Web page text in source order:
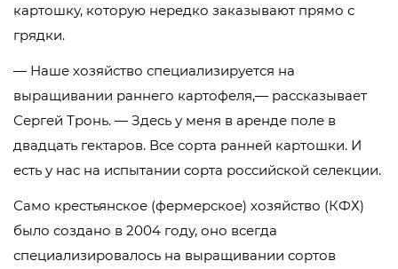
картошку, которую нередко заказывают прямо с
грядки.
— Наше хозяйство специализируется на
выращивании раннего картофеля,— рассказывает
Сергей Тронь. — Здесь у меня в аренде поле в
двадцать гектаров. Все сорта ранней картошки. И
есть у нас на испытании сорта российской селекции.
Само крестьянское (фермерское) хозяйство (КФХ)
было создано в 2004 году, оно всегда
специализировалось на выращивании сортов